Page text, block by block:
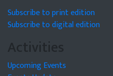
Subscribe to print edition
Subscribe to digital edition
Activities
Upcoming Events